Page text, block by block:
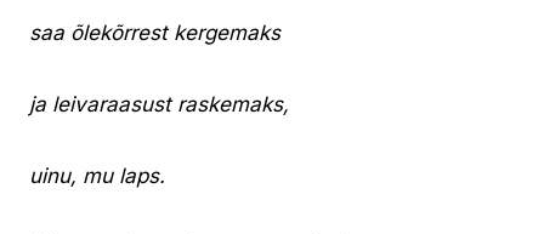
saa õlekõrrest kergemaks
ja leivaraasust raskemaks,
uinu, mu laps.